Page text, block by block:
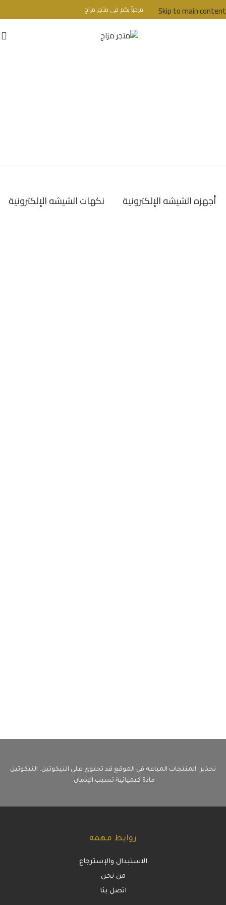
Skip to main content
تحذير : للبالغين فقط + 18 عام - WARINIG : Not For Sale For Minors
مرحباُ بكم في متجر مزاج
أجهزه الشيشه الإلكترونية نكهات الشيشه الإلكترونية
تحذير: المنتجات المباعة في الموقع قد تحتوي على النيكوتين. النيكوتين
مادة كيميائية تسبب الإدمان.
روابط مهمه
الاستبدال والإسترجاع
من نحن
اتصل بنا